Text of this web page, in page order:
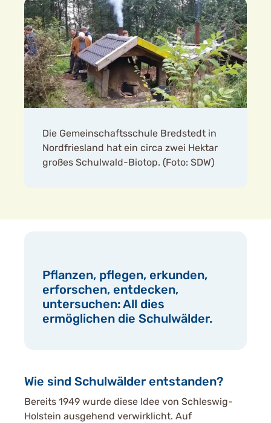
Die Gemeinschaftsschule Bredstedt in
Nordfriesland hat ein circa zwei Hektar
großes Schulwald-Biotop. (Foto: SDW)
Pflanzen, pflegen, erkunden,
erforschen, entdecken,
untersuchen: All dies
ermöglichen die Schulwälder.
Wie sind Schulwälder entstanden?
Bereits 1949 wurde diese Idee von Schleswig-
Holstein ausgehend verwirklicht. Auf